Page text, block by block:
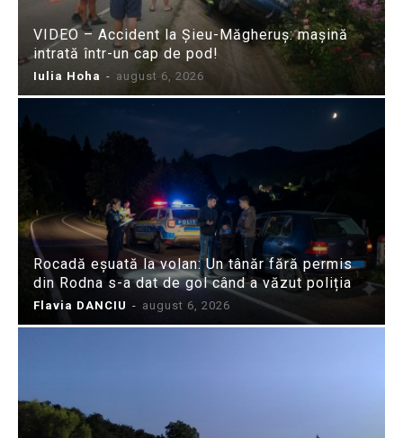
VIDEO – Accident la Șieu-Măgheruș: mașină
intrată într-un cap de pod!
Iulia Hoha - august 6, 2026
Rocadă eșuată la volan: Un tânăr fără permis
din Rodna s-a dat de gol când a văzut poliția
Flavia DANCIU - august 6, 2026